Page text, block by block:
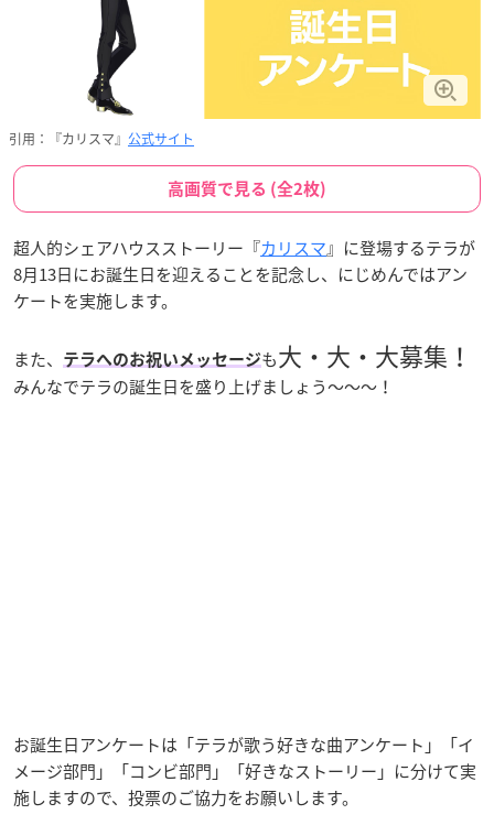
引用：『カリスマ』 公式サイト
高画質で見る (全2枚)
超人的シェアハウスストーリー『カリスマ』に登場するテラが
8月13日にお誕生日を迎えることを記念し、にじめんではアン
ケートを実施します。
また、 テラへのお祝いメッセージも大・大・大募集！
みんなでテラの誕生日を盛り上げましょう～～～！
お誕生日アンケートは「テラが歌う好きな曲アンケート」「イ
メージ部門」「コンビ部門」「好きなストーリー」に分けて実
施しますので、投票のご協力をお願いします。